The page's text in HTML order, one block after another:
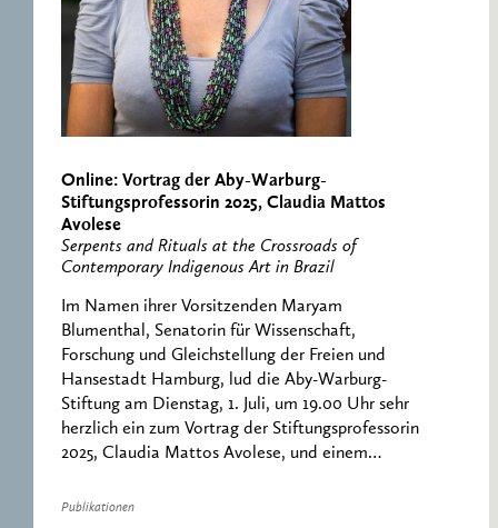
Online: Vortrag der Aby-Warburg-
Stiftungsprofessorin 2025, Claudia Mattos
Avolese
Serpents and Rituals at the Crossroads of
Contemporary Indigenous Art in Brazil
Im Namen ihrer Vorsitzenden Maryam
Blumenthal, Senatorin für Wissenschaft,
Forschung und Gleichstellung der Freien und
Hansestadt Hamburg, lud die Aby-Warburg-
Stiftung am Dienstag, 1. Juli, um 19.00 Uhr sehr
herzlich ein zum Vortrag der Stiftungsprofessorin
2025, Claudia Mattos Avolese, und einem…
Publikationen